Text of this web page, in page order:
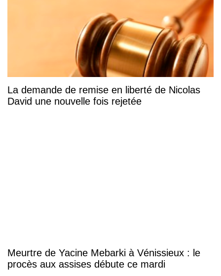
La demande de remise en liberté de Nicolas
David une nouvelle fois rejetée
Meurtre de Yacine Mebarki à Vénissieux : le
procès aux assises débute ce mardi